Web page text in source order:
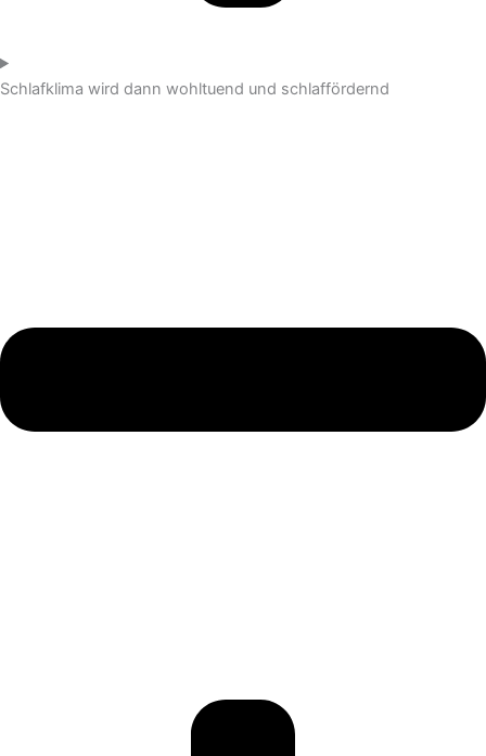
Schlafklima wird dann wohltuend und schlaffördernd